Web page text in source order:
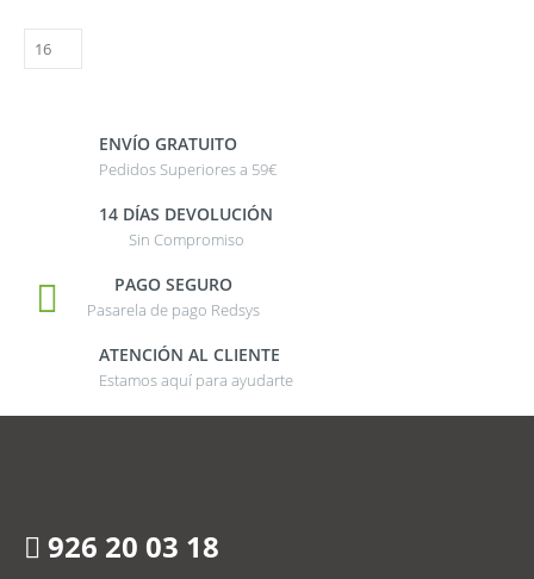
ENVÍO GRATUITO
Pedidos Superiores a 59€
14 DÍAS DEVOLUCIÓN
Sin Compromiso
PAGO SEGURO
Pasarela de pago Redsys
ATENCIÓN AL CLIENTE
Estamos aquí para ayudarte
926 20 03 18